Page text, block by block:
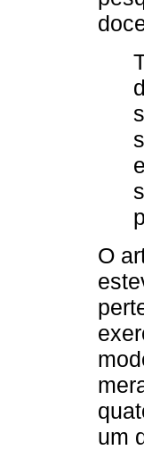
O
um